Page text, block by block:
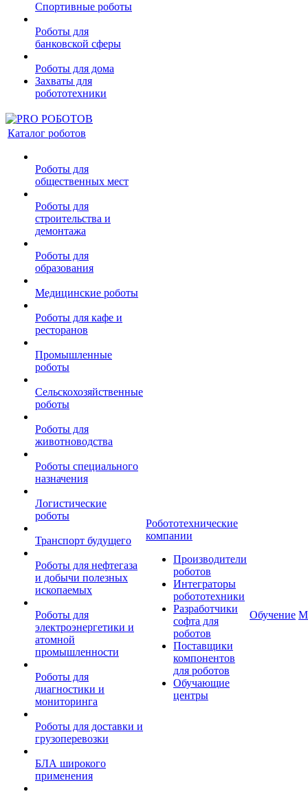
Спортивные роботы
Роботы для
банковской сферы
Роботы для дома
Захваты для
робототехники
Каталог роботов
Роботы для
общественных мест
Роботы для
строительства и
демонтажа
Роботы для
образования
Медицинские роботы
Роботы для кафе и
ресторанов
Промышленные
роботы
Сельскохозяйственные
роботы
Роботы для
животноводства
Роботы специального
назначения
Логистические
роботы
Транспорт будущего
Роботы для нефтегаза
и добычи полезных
ископаемых
Роботы для
электроэнергетики и
атомной
промышленности
Роботы для
диагностики и
мониторинга
Роботы для доставки и
грузоперевозки
БЛА широкого
применения
Робототехнические
компании
Производители
роботов
Интеграторы
робототехники
Разработчики
софта для
роботов
Поставщики
компонентов
для роботов
Обучающие
центры
Обучение